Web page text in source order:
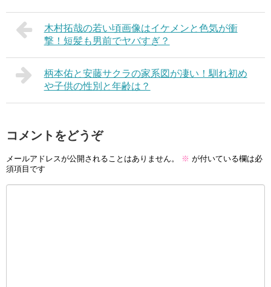
木村拓哉の若い頃画像はイケメンと色気が衝
撃！短髪も男前でヤバすぎ？
柄本佑と安藤サクラの家系図が凄い！馴れ初め
や子供の性別と年齢は？
コメントをどうぞ
メールアドレスが公開されることはありません。 ※ が付いている欄は必
須項目です